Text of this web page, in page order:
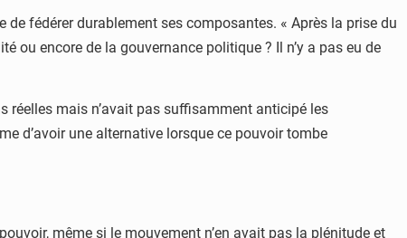
de fédérer durablement ses composantes. « Après la prise du
ou encore de la gouvernance politique ? Il n’y a pas eu de
réelles mais n’avait pas suffisamment anticipé les
d’avoir une alternative lorsque ce pouvoir tombe
même si le mouvement n’en avait pas la plénitude et